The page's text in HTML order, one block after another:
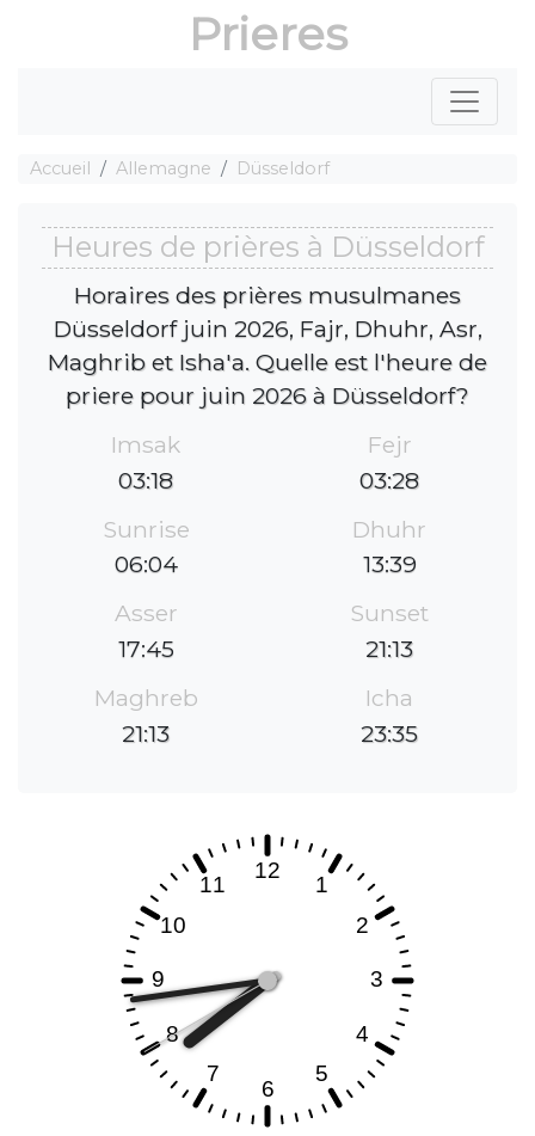
Prieres
Accueil Allemagne Düsseldorf
Heures de prières à Düsseldorf
Horaires des prières musulmanes
Düsseldorf juin 2026, Fajr, Dhuhr, Asr,
Maghrib et Isha'a. Quelle est l'heure de
priere pour juin 2026 à Düsseldorf?
Imsak
03:18
Fejr
03:28
Sunrise
06:04
Dhuhr
13:39
Asser
17:45
Sunset
21:13
Maghreb
21:13
Icha
23:35